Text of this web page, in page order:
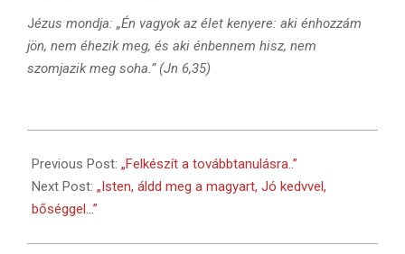
Jézus mondja: „Én vagyok az élet kenyere: aki énhozzám
jön, nem éhezik meg, és aki énbennem hisz, nem
szomjazik meg soha.” (Jn 6,35)
01-
21
Previous Post: „Felkészít a továbbtanulásra..”
Next Post: „Isten, áldd meg a magyart, Jó kedvvel,
bőséggel…”